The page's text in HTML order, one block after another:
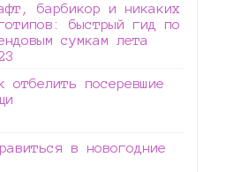
барбикор и никаких
быстрый гид по
сумкам лета
отбелить посеревшие
в новогодние